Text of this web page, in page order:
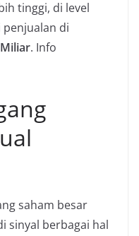
tinggi, di level
penjualan di
. Info
saham besar
sinyal berbagai hal